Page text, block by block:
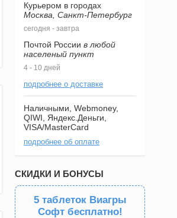
Курьером в городах
Москва, Санкт-Петербург
сегодня - завтра
Почтой России в любой
населеный пункт
4 - 10 дней
подробнее о доставке
Наличными, Webmoney,
QIWI, Яндекс.Деньги,
VISA/MasterCard
подробнее об оплате
СКИДКИ И БОНУСЫ
5 таблеток Виагры
Софт бесплатно!